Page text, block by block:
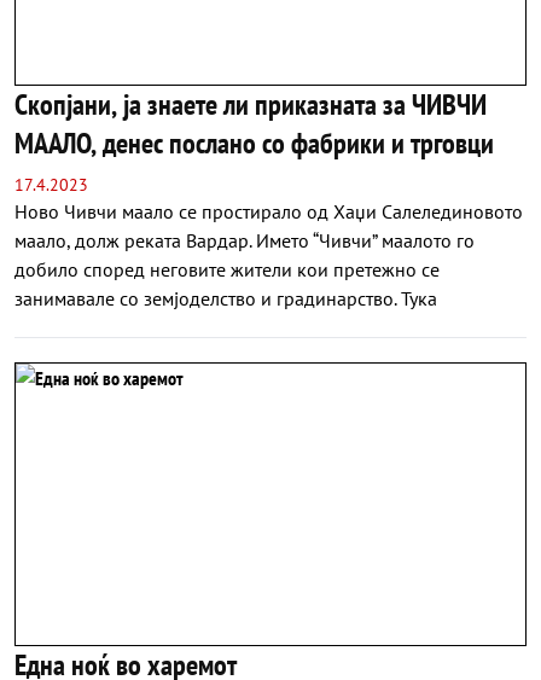
Скопјани, ја знаете ли приказната за ЧИВЧИ
МААЛО, денес послано со фабрики и трговци
17.4.2023
Ново Чивчи маало се простирало од Хаџи Салелединовото
маало, долж реката Вардар. Името “Чивчи” маалото го
добило според неговите жители кои претежно се
занимавале со земјоделство и градинарство. Тука
Една ноќ во харемот